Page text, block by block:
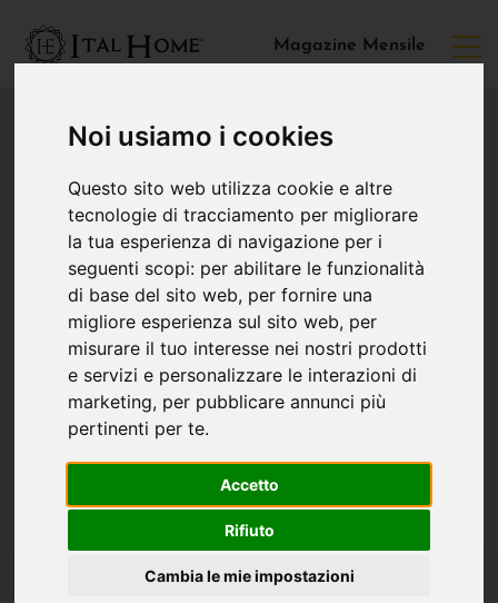
Noi usiamo i cookies
Questo sito web utilizza cookie e altre
tecnologie di tracciamento per migliorare
la tua esperienza di navigazione per i
seguenti scopi: per abilitare le funzionalità
di base del sito web, per fornire una
migliore esperienza sul sito web, per
misurare il tuo interesse nei nostri prodotti
e servizi e personalizzare le interazioni di
marketing, per pubblicare annunci più
pertinenti per te.
Accetto
Rifiuto
Cambia le mie impostazioni
Magazine Mensile